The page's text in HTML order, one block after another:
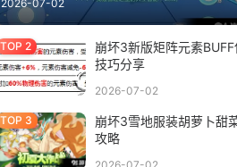
2026-07-02
崩坏3新版矩阵元素BUFF
技巧分享
2026-07-02
崩坏3雪地服装胡萝卜甜
攻略